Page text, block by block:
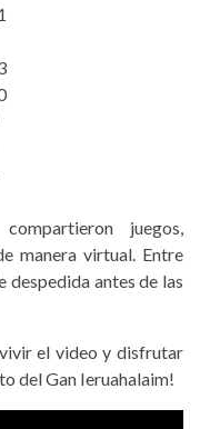
juegos,
manera virtual. Entre
despedida antes de las
el video y disfrutar
del Gan Ieruahalaim!